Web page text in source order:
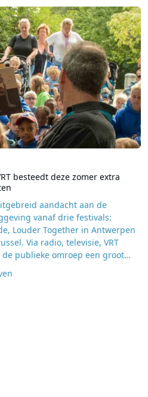
en online: VRT besteedt deze
besteedt deze zomer extra
aandacht aan de
vanaf drie festivals:
Louder Together in Antwerpen
Via radio, televisie, VRT
publieke omroep een groot
veel aandacht voor jong talent